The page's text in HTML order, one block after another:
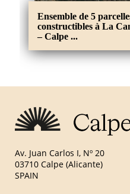
Ensemble de 5 parcelles urbaines
constructibles à La
– Calpe ...
Av. Juan Carlos I, Nº 20
03710 Calpe (Alicante)
SPAIN